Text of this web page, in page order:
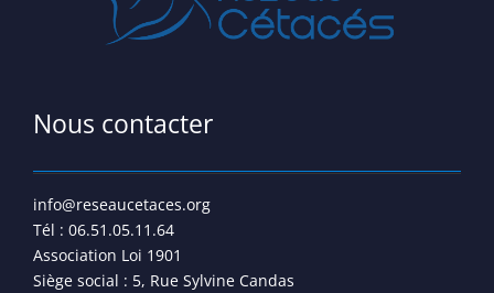
Nous contacter
info@reseaucetaces.org
Tél : 06.51.05.11.64
Association Loi 1901
Siège social : 5, Rue Sylvine Candas